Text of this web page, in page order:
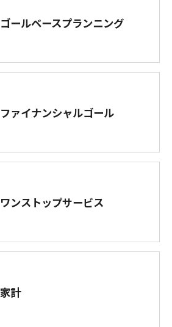
ゴールベースプランニング
ファイナンシャルゴール
ワンストップサービス
家計